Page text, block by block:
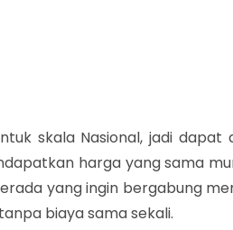
skala Nasional, jadi dapat
harga yang sama
yang ingin bergabung
biaya sama sekali.